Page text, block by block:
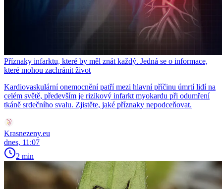
Příznaky infarktu, které by měl znát každý. Jedná se o informace,
které mohou zachránit život
Kardiovaskulární onemocnění patří mezi hlavní příčinu úmrtí lidí na
celém světě, především je rizikový infarkt myokardu při odumření
tkáně srdečního svalu. Zjistěte, jaké příznaky nepodceňovat.
Krasnezeny.eu
dnes, 11:07
2 min